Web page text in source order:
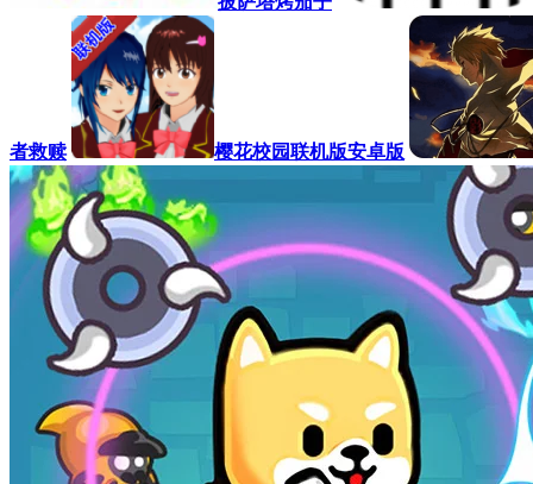
者救赎 樱花校园联机版安卓版